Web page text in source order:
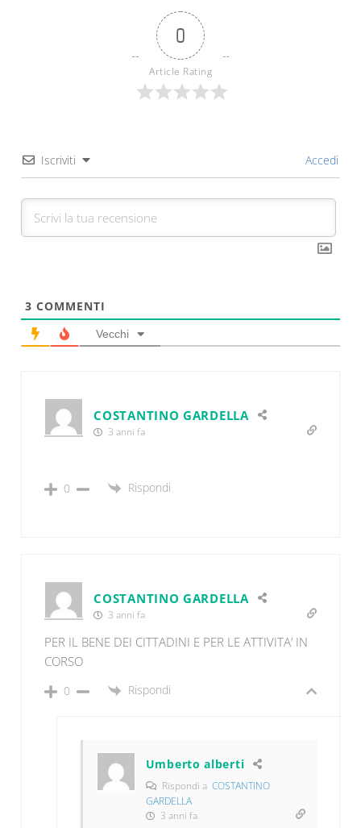
0
Article Rating
Iscriviti Accedi
3 COMMENTI
Vecchi
COSTANTINO GARDELLA
3 anni fa
0 Rispondi
COSTANTINO GARDELLA
3 anni fa
PER IL BENE DEI CITTADINI E PER LE ATTIVITA’ IN
CORSO
0 Rispondi
Umberto alberti
Rispondi a COSTANTINO
GARDELLA
3 anni fa